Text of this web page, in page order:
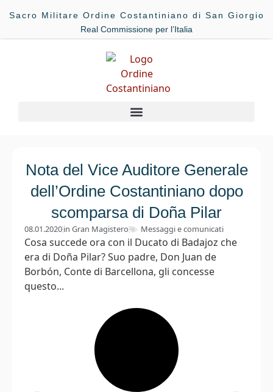
Sacro Militare Ordine Costantiniano di San Giorgio
Real Commissione per l’Italia
Nota del Vice Auditore Generale
dell’Ordine Costantiniano dopo
scomparsa di Doña Pilar
08.01.2020in Gran Magistero Messaggi e comunicati
Cosa succede ora con il Ducato di Badajoz che
era di Doña Pilar? Suo padre, Don Juan de
Borbón, Conte di Barcellona, gli concesse
questo...